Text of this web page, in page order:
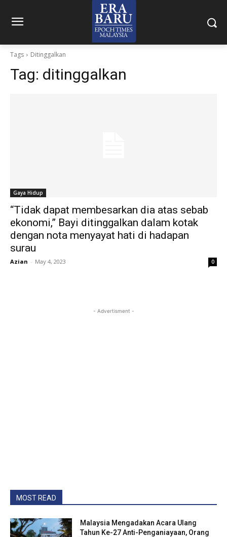
Tags Ditinggalkan
Tag: ditinggalkan
Gaya Hidup
“Tidak dapat membesarkan dia atas sebab
ekonomi,” Bayi ditinggalkan dalam kotak
dengan nota menyayat hati di hadapan
surau
Azian - May 4, 2023 0
- Advertisment -
MOST READ
Malaysia Mengadakan Acara Ulang
Tahun Ke-27 Anti-Penganiayaan, Orang